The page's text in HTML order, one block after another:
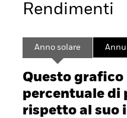
Range: -10 to 20.
Rendimenti
Anno solare
Questo
percentuale di
rispetto al suo